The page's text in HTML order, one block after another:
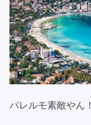
パレルモ素敵やん！